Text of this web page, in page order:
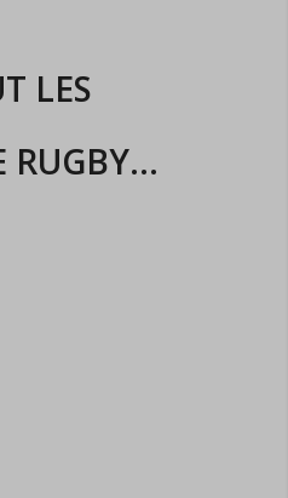
LES
RUGBY...